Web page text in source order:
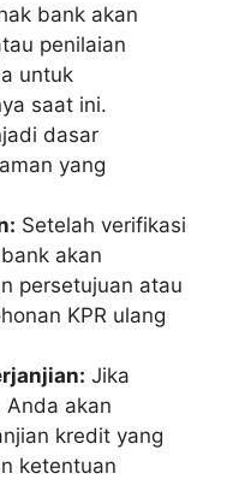
bank akan
penilaian
untuk
saat ini.
dasar
yang
Setelah verifikasi
akan
persetujuan atau
KPR ulang
Jika
Anda akan
kredit yang
ketentuan